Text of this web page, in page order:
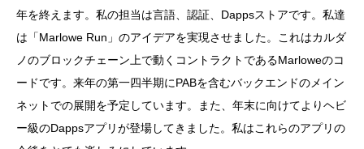
年を終えます。私の担当は言語、認証、Dappsストアです。私達
は「Marlowe Run」のアイデアを実現させました。これはカルダ
ノのブロックチェーン上で動くコントラクトであるMarloweのコ
ードです。来年の第一四半期にPABを含むバックエンドのメイン
ネットでの展開を予定しています。また、年末に向けてよりヘビ
ー級のDappsアプリが登場してきました。私はこれらのアプリの